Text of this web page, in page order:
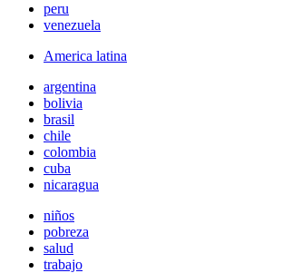
peru
venezuela
America latina
argentina
bolivia
brasil
chile
colombia
cuba
nicaragua
niños
pobreza
salud
trabajo